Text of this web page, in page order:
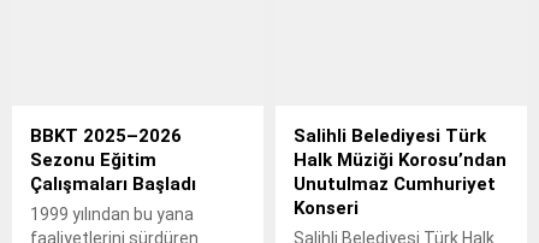
BBKT 2025–2026
Sezonu Eğitim
Çalışmaları Başladı
1999 yılından bu yana
faaliyetlerini sürdüren
Salihli Belediyesi Türk
Halk Müziği Korosu’ndan
Unutulmaz Cumhuriyet
Konseri
Salihli Belediyesi Türk Halk